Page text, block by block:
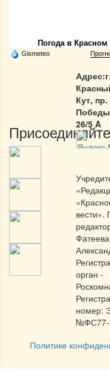
Погода в Красном
Gismeteo
Адрес:г.
Кут, пр.
26/5 A
вести».
орган -
номер:
№ФС77-
Политике